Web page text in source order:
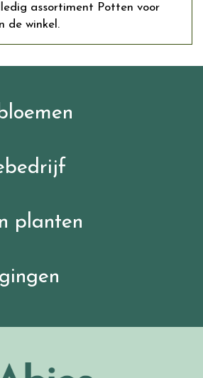
assortiment Potten voor
de winkel.
planten